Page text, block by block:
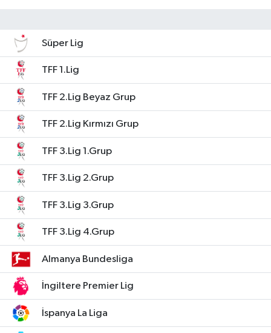
Süper Lig
TFF 1.Lig
TFF 2.Lig Beyaz Grup
TFF 2.Lig Kırmızı Grup
TFF 3.Lig 1.Grup
TFF 3.Lig 2.Grup
TFF 3.Lig 3.Grup
TFF 3.Lig 4.Grup
Almanya Bundesliga
İngiltere Premier Lig
İspanya La Liga